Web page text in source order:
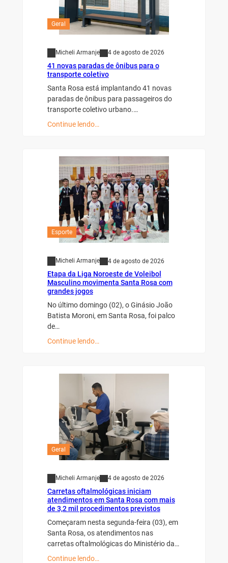
Geral
Micheli Armanje 4 de agosto de 2026
41 novas paradas de ônibus para o
transporte coletivo
Santa Rosa está implantando 41 novas
paradas de ônibus para passageiros do
transporte coletivo urbano.…
Continue lendo…
Esporte
Micheli Armanje 4 de agosto de 2026
Etapa da Liga Noroeste de Voleibol
Masculino movimenta Santa Rosa com
grandes jogos
No último domingo (02), o Ginásio João
Batista Moroni, em Santa Rosa, foi palco
de…
Continue lendo…
Geral
Micheli Armanje 4 de agosto de 2026
Carretas oftalmológicas iniciam
atendimentos em Santa Rosa com mais
de 3,2 mil procedimentos previstos
Começaram nesta segunda-feira (03), em
Santa Rosa, os atendimentos nas
carretas oftalmológicas do Ministério da…
Continue lendo…